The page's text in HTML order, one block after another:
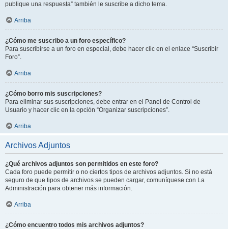
publique una respuesta” también le suscribe a dicho tema.
Arriba
¿Cómo me suscribo a un foro específico?
Para suscribirse a un foro en especial, debe hacer clic en el enlace “Suscribir
Foro”.
Arriba
¿Cómo borro mis suscripciones?
Para eliminar sus suscripciones, debe entrar en el Panel de Control de
Usuario y hacer clic en la opción “Organizar suscripciones”.
Arriba
Archivos Adjuntos
¿Qué archivos adjuntos son permitidos en este foro?
Cada foro puede permitir o no ciertos tipos de archivos adjuntos. Si no está
seguro de que tipos de archivos se pueden cargar, comuníquese con La
Administración para obtener más información.
Arriba
¿Cómo encuentro todos mis archivos adjuntos?